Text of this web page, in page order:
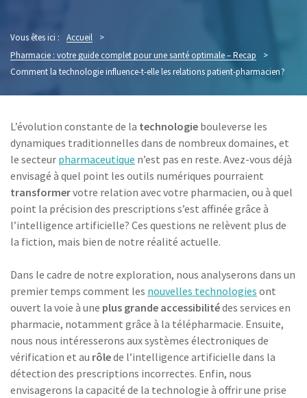
Vous êtes ici : Accueil
>
Pharmacie : votre guide complet pour une santé optimale – Recap >
Comment la technologie influence-t-elle les relations patient-pharmacien ?
L’évolution constante de la technologie bouleverse les
dynamiques traditionnelles dans de nombreux domaines, et
le secteur pharmaceutique n’est pas en reste. Avez-vous déjà
envisagé à quel point les outils numériques pourraient
transformervotre relation avec votre pharmacien, ou à quel
point la précision des prescriptions s’est affinée grâce à
l’intelligence artificielle? Ces questions ne relèvent plus de
la fiction, mais bien de notre réalité actuelle.
Dans le cadre de notre exploration, nous analyserons dans un
premier temps comment les nouvelles technologies ont
ouvert la voie à une plus grande accessibilitédes services en
pharmacie, notamment grâce à la télépharmacie. Ensuite,
nous nous intéresserons aux systèmes électroniques de
vérification et au rôlede l’intelligence artificielle dans la
détection des prescriptions incorrectes. Enfin, nous
envisagerons la capacité de la technologie à offrir une prise